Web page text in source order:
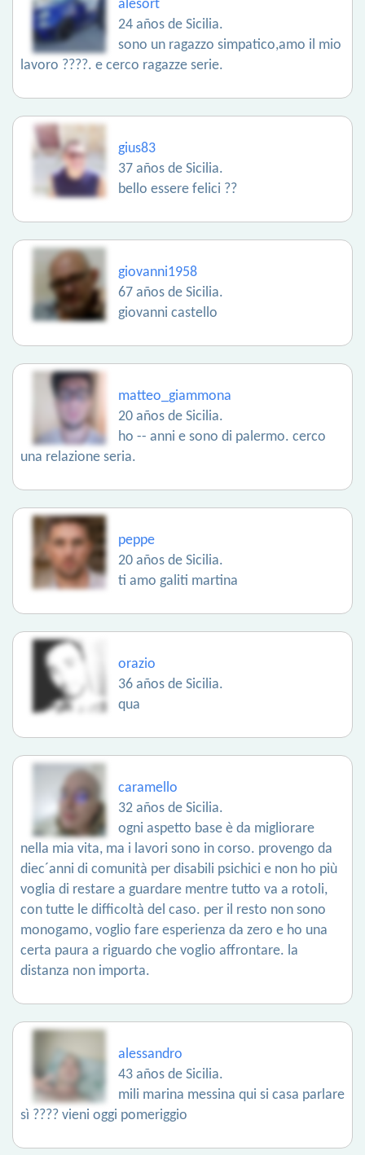
alesort
24 años de Sicilia.
sono un ragazzo simpatico,amo il mio
lavoro ????. e cerco ragazze serie.
gius83
37 años de Sicilia.
bello essere felici ??
giovanni1958
67 años de Sicilia.
giovanni castello
matteo_giammona
20 años de Sicilia.
ho -- anni e sono di palermo. cerco
una relazione seria.
peppe
20 años de Sicilia.
ti amo galiti martina
orazio
36 años de Sicilia.
qua
caramello
32 años de Sicilia.
ogni aspetto base è da migliorare
nella mia vita, ma i lavori sono in corso. provengo da
diec´anni di comunità per disabili psichici e non ho più
voglia di restare a guardare mentre tutto va a rotoli,
con tutte le difficoltà del caso. per il resto non sono
monogamo, voglio fare esperienza da zero e ho una
certa paura a riguardo che voglio affrontare. la
distanza non importa.
alessandro
43 años de Sicilia.
mili marina messina qui si casa parlare
sì ???? vieni oggi pomeriggio